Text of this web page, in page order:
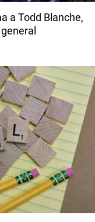
a Todd Blanche,